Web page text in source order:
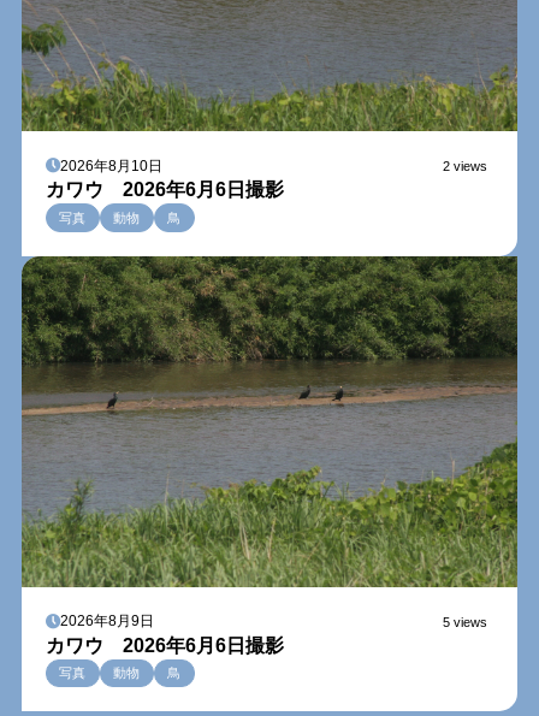
2026年8月10日 2 views
カワウ 2026年6月6日撮影
写真 動物 鳥
2026年8月9日 5 views
カワウ 2026年6月6日撮影
写真 動物 鳥